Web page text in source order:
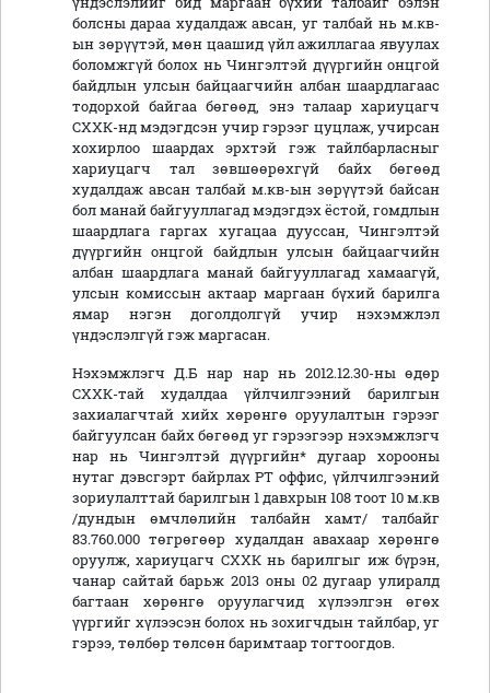
болсны дараа худалдаж авсан, уг талбай нь м.кв-
ын зөрүүтэй, мөн цаашид үйл ажиллагаа явуулах
боломжгүй болох нь Чингэлтэй дүүргийн онцгой
байдлын улсын байцаагчийн албан шаардлагаас
тодорхой байгаа бөгөөд, энэ талаар хариуцагч
СХХК-нд мэдэгдсэн учир гэрээг цуцлаж, учирсан
хохирлоо шаардах эрхтэй гэж тайлбарласныг
хариуцагч тал зөвшөөрөхгүй байх бөгөөд
худалдаж авсан талбай м.кв-ын зөрүүтэй байсан
бол манай байгууллагад мэдэгдэх ёстой, гомдлын
шаардлага гаргах хугацаа дууссан, Чингэлтэй
дүүргийн онцгой байдлын улсын байцаагчийн
албан шаардлага манай байгууллагад хамаагүй,
улсын комиссын актаар маргаан бүхий барилга
ямар нэгэн доголдолгүй учир нэхэмжлэл
үндэслэлгүй гэж маргасан.
Нэхэмжлэгч Д.Б нар нар нь 2012.12.30-ны өдөр
СХХК-тай худалдаа үйлчилгээний барилгын
захиалагчтай хийх хөрөнгө оруулалтын гэрээг
байгуулсан байх бөгөөд уг гэрээгээр нэхэмжлэгч
нар нь Чингэлтэй дүүргийн* дугаар хорооны
нутаг дэвсгэрт байрлах PT оффис, үйлчилгээний
зориулалттай барилгын 1 давхрын 108 тоот 10 м.кв
/дундын өмчлөлийн талбайн хамт/ талбайг
83.760.000 төгрөгөөр худалдан авахаар хөрөнгө
оруулж, хариуцагч СХХК нь барилгыг иж бүрэн,
чанар сайтай барьж 2013 оны 02 дугаар улиралд
багтаан хөрөнгө оруулагчид хүлээлгэн өгөх
үүргийг хүлээсэн болох нь зохигчдын тайлбар, уг
гэрээ, төлбөр төлсөн баримтаар тогтоогдов.